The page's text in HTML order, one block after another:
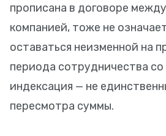
прописана в договоре
компанией, тоже не
оставаться неизменной на
периода сотрудничества
индексация — не
пересмотра суммы.